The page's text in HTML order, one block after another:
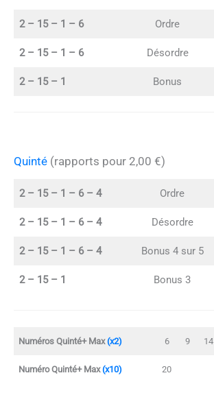
2 – 15 – 1 – 6 Ordre
2 – 15 – 1 – 6 Désordre
2 – 15 – 1 Bonus
Quinté (rapports pour 2,00 €)
2 – 15 – 1 – 6 – 4 Ordre
2 – 15 – 1 – 6 – 4 Désordre
2 – 15 – 1 – 6 – 4 Bonus 4 sur 5
2 – 15 – 1 Bonus 3
Numéros Quinté+ Max(x2) 6 9 14
Numéro Quinté+ Max(x10) 20